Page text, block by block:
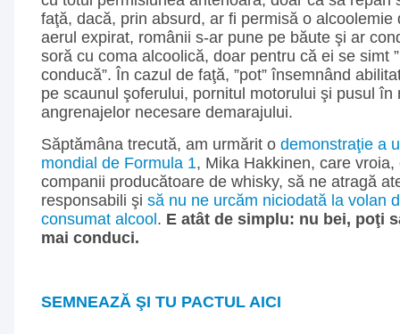
faţă, dacă, prin absurd, ar fi permisă o alcoolemie
aerul expirat, românii s-ar pune pe băute şi ar
soră cu coma alcoolică, doar pentru că ei se simt
conducă”. În cazul de faţă, ”pot” însemnând
pe scaunul şoferului, pornitul motorului şi pusul în
angrenajelor necesare demarajului.
Săptămâna trecută, am urmărit o demonstraţie a
mondial de Formula 1, Mika Hakkinen, care
companii producătoare de whisky, să ne atragă
responsabili şi să nu ne urcăm niciodată la volan
consumat alcool . E atât de simplu: nu bei, poţi
mai conduci.
SEMNEAZĂ ŞI TU PACTUL AICI